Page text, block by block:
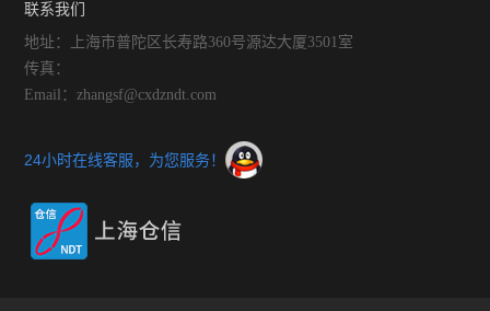
联系我们
地址：上海市普陀区长寿路360号源达大厦3501室
传真：
Email：zhangsf@cxdzndt.com
24小时在线客服，为您服务！